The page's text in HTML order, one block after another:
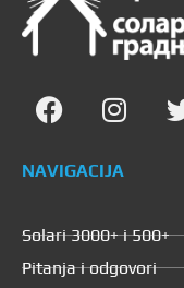
NAVIGACIJA
Solari 3000+ i 500+
Pitanja i odgovori